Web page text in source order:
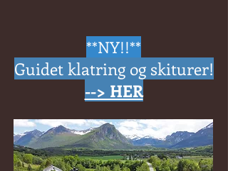
**NY!!**
Guidet klatring og skiturer!
--> HER